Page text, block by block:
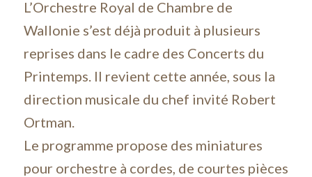
L’Orchestre Royal de Chambre de
Wallonie s’est déjà produit à plusieurs
reprises dans le cadre des Concerts du
Printemps. Il revient cette année, sous la
direction musicale du chef invité Robert
Ortman.
Le programme propose des miniatures
pour orchestre à cordes, de courtes pièces